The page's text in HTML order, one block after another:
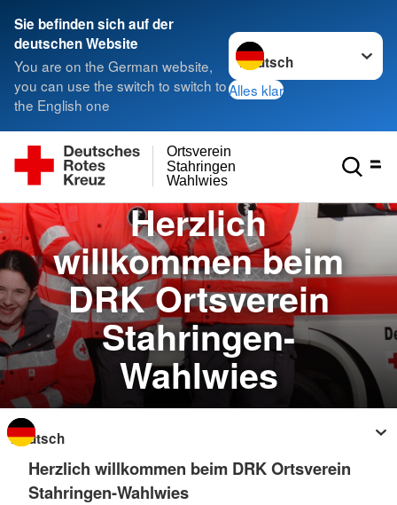
Sie befinden sich auf der
deutschen Website
You are on the German website,
you can use the switch to switch to
the English one
Sprache wechseln zu
Alles klar
Wahlwies
Stahringen
Ortsverein
Herzlich
willkommen beim
DRK Ortsverein
Stahringen-
Wahlwies
Sprache wechseln zu
Herzlich willkommen beim DRK Ortsverein
Stahringen-Wahlwies